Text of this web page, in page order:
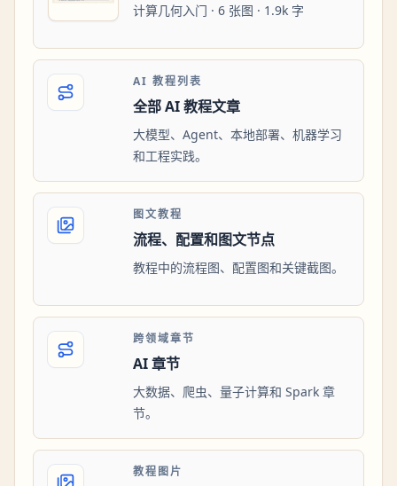
计算几何入门 · 6 张图 · 1.9k 字
AI 教程列表
全部 AI 教程文章
大模型、Agent、本地部署、机器学习
和工程实践。
图文教程
流程、配置和图文节点
教程中的流程图、配置图和关键截图。
跨领域章节
AI 章节
大数据、爬虫、量子计算和 Spark 章
节。
教程图片